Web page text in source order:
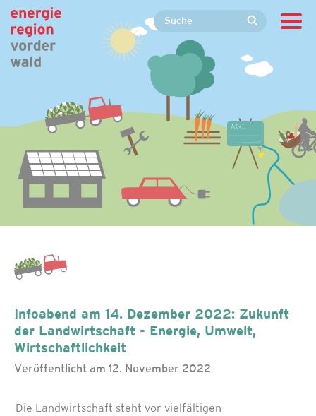
Infoabend am 14. Dezember 2022: Zukunft
der Landwirtschaft - Energie, Umwelt,
Wirtschaftlichkeit
Veröffentlicht am 12. November 2022
Die Landwirtschaft steht vor vielfältigen